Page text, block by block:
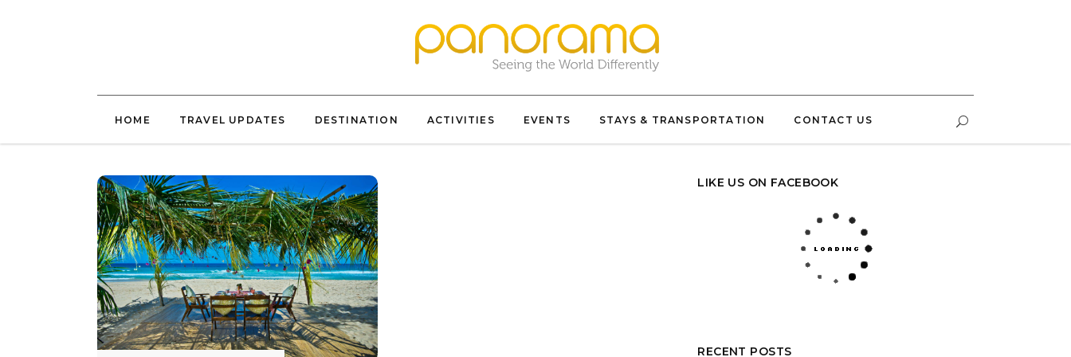
HOME TRAVEL UPDATES DESTINATION ACTIVITIES EVENTS STAYS & TRANSPORTATION CONTACT US
LIKE US ON FACEBOOK
RECENT POSTS